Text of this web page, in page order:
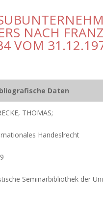
NACH
VOM
Daten
THOMAS;
Handeslrecht
Seminarbibliothek der